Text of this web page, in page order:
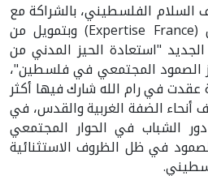
السلام الفلسطيني، بالشراكة مع
مؤسسة اكسبيرتيز فرانس (Expertise France) وبتمويل من
الجديد "استعادة الحيز المدني من
الصمود المجتمعي في فلسطين"،
عقدت في رام الله شارك فيها أكثر
أنحاء الضفة الغربية والقدس، في
الشباب في الحوار المجتمعي
في ظل الظروف الاستثنائية